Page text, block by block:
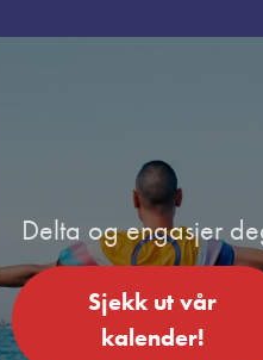
Delta og engasjer
Sjekk ut vår
kalender!